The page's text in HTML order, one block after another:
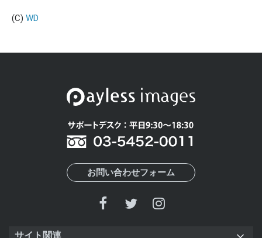
(C) WD
お問い合わせフォーム
サイト関連